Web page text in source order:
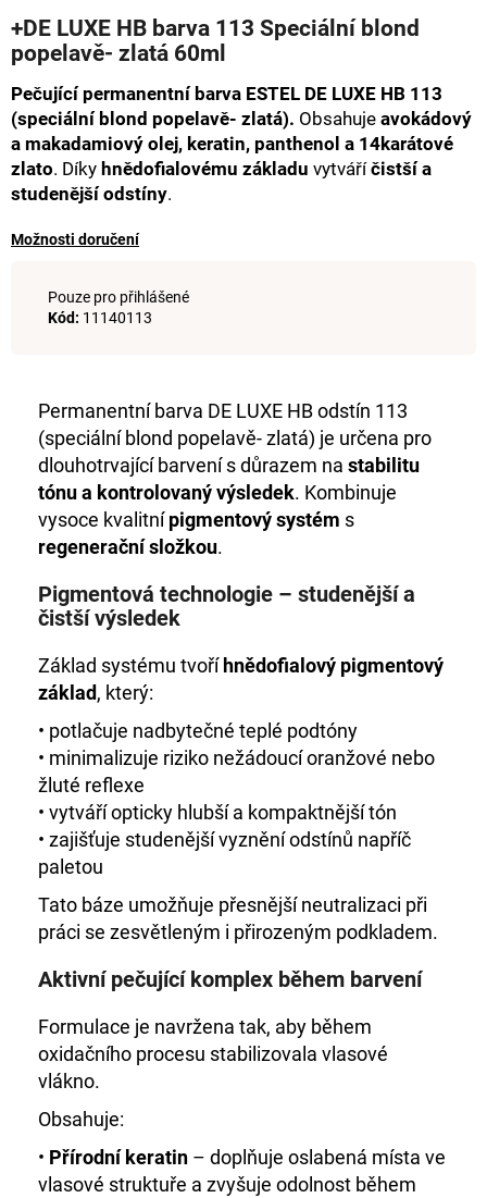
produktu
je
z
5
hvězdiček.
+DE LUXE HB barva 113 Speciální blond
popelavě- zlatá 60ml
Pečující permanentní barva ESTEL DE LUXE HB 113
(speciální blond popelavě- zlatá). Obsahuje avokádový
a makadamiový olej, keratin, panthenol a 14karátové
zlato. Díky hnědofialovému základu vytváříčistší a
studenější odstíny.
Možnosti doručení
Pouze pro přihlášené
Kód: 11140113
Permanentní barva DE LUXE HB odstín 113
(speciální blond popelavě- zlatá) je určena pro
dlouhotrvající barvení s důrazem na stabilitu
tónu a kontrolovaný výsledek. Kombinuje
vysoce kvalitnípigmentový systém s
regenerační složkou.
Pigmentová technologie – studenější a
čistší výsledek
Základ systému tvoří hnědofialový pigmentový
základ, který:
• potlačuje nadbytečné teplé podtóny
• minimalizuje riziko nežádoucí oranžové nebo
žluté reflexe
• vytváří opticky hlubší a kompaktnější tón
• zajišťuje studenější vyznění odstínů napříč
paletou
Tato báze umožňuje přesnější neutralizaci při
práci se zesvětleným i přirozeným podkladem.
Aktivní pečující komplex během barvení
Formulace je navržena tak, aby během
oxidačního procesu stabilizovala vlasové
vlákno.
Obsahuje:
• Přírodní keratin – doplňuje oslabená místa ve
vlasové struktuře a zvyšuje odolnost během
a
j
í
t
?
m
DE
LUXE
OXIDANT
1000
ML
999
Kč